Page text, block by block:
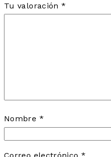
Tu valoración*
Nombre *